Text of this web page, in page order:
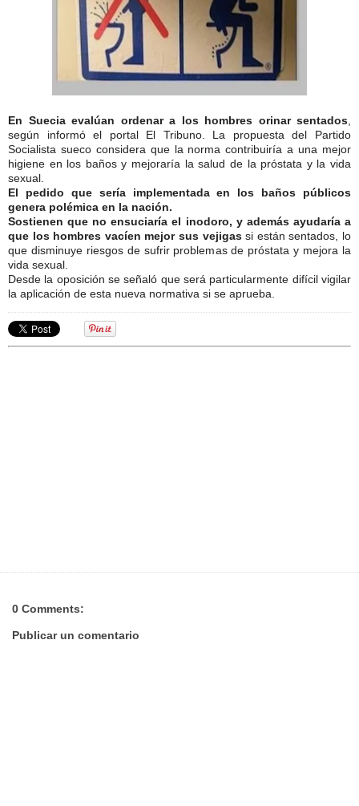
En Suecia evalúan ordenar a los hombres orinar sentados
según informó el portal El Tribuno. La propuesta del Partido
Socialista sueco considera que la norma contribuiría a una mejor
higiene en los baños y mejoraría la salud de la próstata y la vida
sexual.
El pedido que sería implementada en los baños públicos
genera polémica en la nación.
Sostienen que no ensuciaría el inodoro, y además ayudaría a
que los hombres vacíen mejor sus vejigassi están sentados, lo
que disminuye riesgos de sufrir problemas de próstata y mejora la
vida sexual.
Desde la oposición se señaló que será particularmente difícil vigilar
la aplicación de esta nueva normativa si se aprueba.
0 Comments:
Publicar un comentario